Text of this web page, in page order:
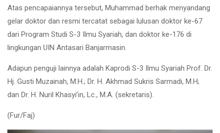
Atas pencapaiannya tersebut, Muhammad berhak menyandang
gelar doktor dan resmi tercatat sebagai lulusan doktor ke-67
dari Program Studi S-3 Ilmu Syariah, dan doktor ke-176 di
lingkungan UIN Antasari Banjarmasin.
Adapun penguji lainnya adalah Kaprodi S-3 Ilmu Syariah Prof. Dr.
Hj. Gusti Muzainah, M.H.; Dr. H. Akhmad Sukris Sarmadi, M.H;
dan Dr. H. Nuril Khasyi’in, Lc., M.A. (sekretaris).
(Fur/Faj)